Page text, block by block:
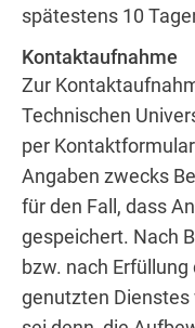
spätestens 10
Kontaktaufnahme
Zur
Technischen
per
Angaben zwecks
für den Fall, dass
gespeichert. Nach
bzw. nach
genutzten Dienstes